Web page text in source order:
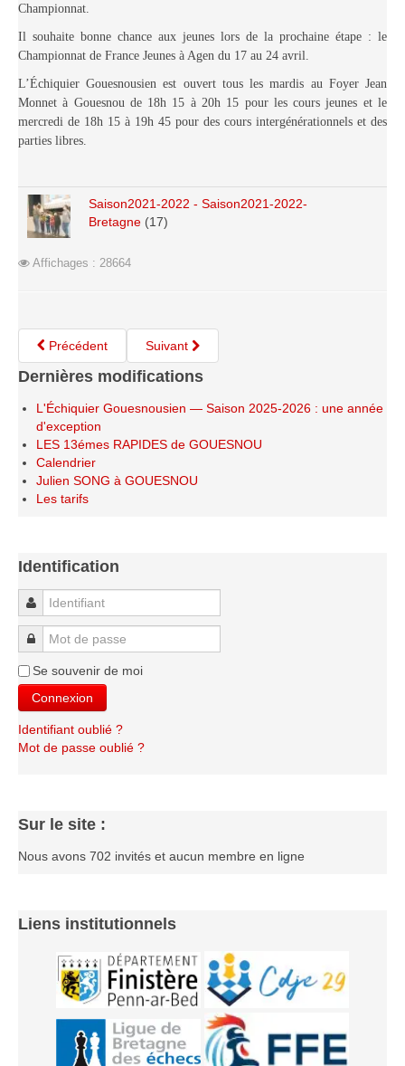
Championnat.
Il souhaite bonne chance aux jeunes lors de la prochaine étape : le
Championnat de France Jeunes à Agen du 17 au 24 avril.
L’Échiquier Gouesnousien est ouvert tous les mardis au Foyer Jean
Monnet à Gouesnou de 18h 15 à 20h 15 pour les cours jeunes et le
mercredi de 18h 15 à 19h 45 pour des cours intergénérationnels et des
parties libres.
Saison2021-2022 - Saison2021-2022-
Bretagne (17)
Affichages : 28664
Précédent Suivant
Dernières modifications
L'Échiquier Gouesnousien — Saison 2025-2026 : une année
d'exception
LES 13émes RAPIDES de GOUESNOU
Calendrier
Julien SONG à GOUESNOU
Les tarifs
Identification
Identifiant
Mot de passe
Se souvenir de moi
Connexion
Identifiant oublié ?
Mot de passe oublié ?
Sur le site :
Nous avons 702 invités et aucun membre en ligne
Liens institutionnels